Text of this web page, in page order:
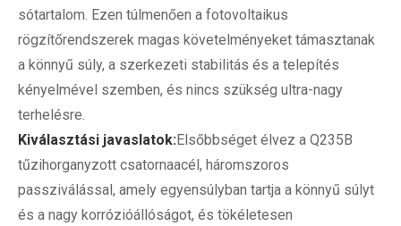
sótartalom. Ezen túlmenően a fotovoltaikus
rögzítőrendszerek magas követelményeket támasztanak
a könnyű súly, a szerkezeti stabilitás és a telepítés
kényelmével szemben, és nincs szükség ultra-nagy
terhelésre.
Kiválasztási javaslatok:Elsőbbséget élvez a Q235B
tűzihorganyzott csatornaacél, háromszoros
passziválással, amely egyensúlyban tartja a könnyű súlyt
és a nagy korrózióállóságot, és tökéletesen